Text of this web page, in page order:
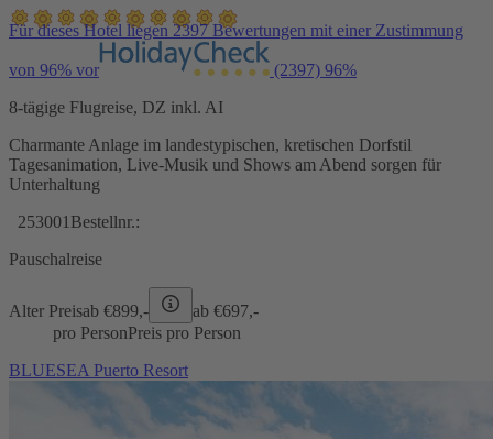
Für dieses Hotel liegen 2397 Bewertungen mit einer Zustimmung
von 96% vor (2397) 96%
8-tägige Flugreise, DZ inkl. AI
Charmante Anlage im landestypischen, kretischen Dorfstil
Tagesanimation, Live-Musik und Shows am Abend sorgen für
Unterhaltung
253001 Bestellnr.:
Pauschalreise
Alter Preisab €899,- ab €697,-
pro PersonPreis pro Person
BLUESEA Puerto Resort